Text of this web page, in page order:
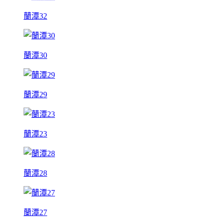
蘭潭32
蘭潭30
蘭潭29
蘭潭23
蘭潭28
蘭潭27